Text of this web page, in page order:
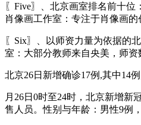
〖Five〗、北京画室排名前十
肖像画工作室：专注于肖像画
〖Six〗、以师资力量为依据的
室：大部分教师来自央美，师
北京26日新增确诊17例,其中14
月26日0时至24时，北京新增新
售人员。性别与年龄：男性9例